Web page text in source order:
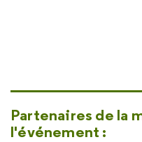
Partenaires de la
l'événement :